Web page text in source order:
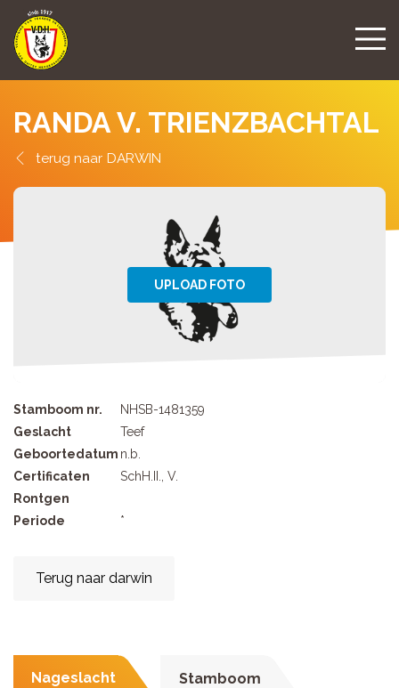
RANDA V. TRIENZBACHTAL
DARWIN
Stamboom nr.
NHSB-1481359
Geslacht
Teef
Geboortedatum n.b.
Certificaten
SchH.II., V.
Rontgen
Periode
*
Terug naar darwin
Nageslacht Stamboom